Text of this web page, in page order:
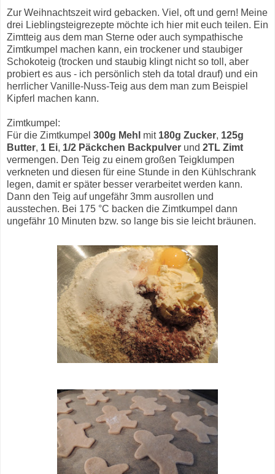
Zur Weihnachtszeit wird gebacken. Viel, oft und gern! Meine
drei Lieblingsteigrezepte möchte ich hier mit euch teilen. Ein
Zimtteig aus dem man Sterne oder auch sympathische
Zimtkumpel machen kann, ein trockener und staubiger
Schokoteig (trocken und staubig klingt nicht so toll, aber
probiert es aus - ich persönlich steh da total drauf) und ein
herrlicher Vanille-Nuss-Teig aus dem man zum Beispiel
Kipferl machen kann.
Zimtkumpel:
Für die Zimtkumpel 300g Mehl mit 180g Zucker, 125g
Butter, 1 Ei, 1/2 Päckchen Backpulver und 2TL Zimt
vermengen. Den Teig zu einem großen Teigklumpen
verkneten und diesen für eine Stunde in den Kühlschrank
legen, damit er später besser verarbeitet werden kann.
Dann den Teig auf ungefähr 3mm ausrollen und
ausstechen. Bei 175 °C backen die Zimtkumpel dann
ungefähr 10 Minuten bzw. so lange bis sie leicht bräunen.